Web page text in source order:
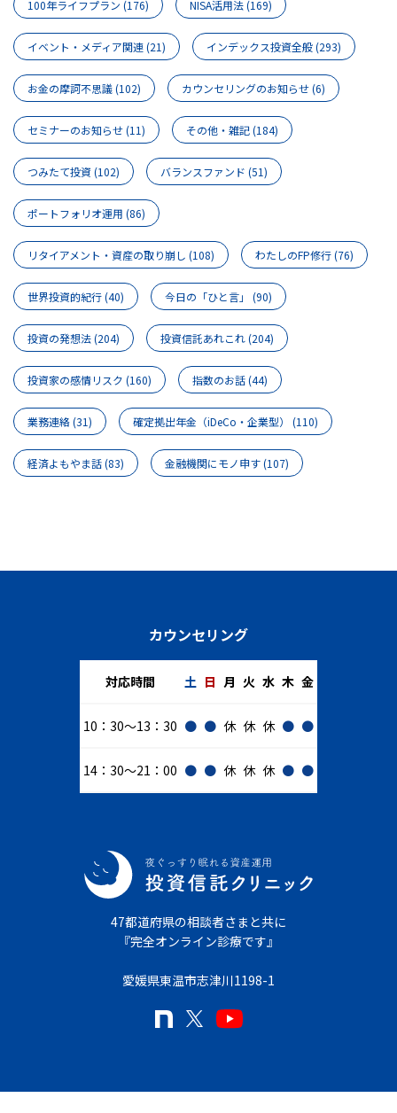
100年ライフプラン (176) NISA活用法(169)
イベント・メディア関連(21) インデックス投資全般(293)
お金の摩訶不思議(102) カウンセリングのお知らせ(6)
セミナーのお知らせ(11) その他・雑記(184)
つみたて投資(102) バランスファンド (51)
ポートフォリオ運用 (86)
リタイアメント・資産の取り崩し (108) わたしのFP修行(76)
世界投資的紀行(40) 今日の「ひと言」 (90)
投資の発想法(204) 投資信託あれこれ(204)
投資家の感情リスク (160) 指数のお話(44)
業務連絡(31) 確定拠出年金（iDeCo・企業型） (110)
経済よもやま話(83) 金融機関にモノ申す(107)
カウンセリング
対応時間 土 日 月 火 水 木 金
10：30～13：30 ● ● 休 休 休 ● ●
14：30～21：00 ● ● 休 休 休 ● ●
47都道府県の相談者さまと共に
『完全オンライン診療です』
愛媛県東温市志津川1198-1